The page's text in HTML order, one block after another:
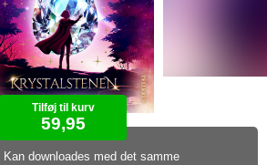
Tilføj til kurv
59,95
Kan downloades med det samme